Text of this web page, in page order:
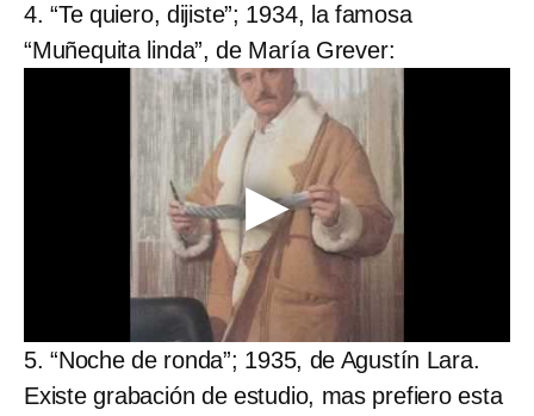
4. “Te quiero, dijiste”; 1934, la famosa
“Muñequita linda”, de María Grever:
5. “Noche de ronda”; 1935, de Agustín Lara.
Existe grabación de estudio, mas prefiero esta